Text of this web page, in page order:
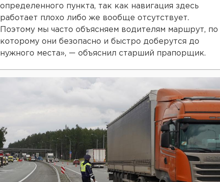
определенного пункта, так как навигация здесь
работает плохо либо же вообще отсутствует.
Поэтому мы часто объясняем водителям маршрут, по
которому они безопасно и быстро доберутся до
нужного места», — объяснил старший прапорщик.